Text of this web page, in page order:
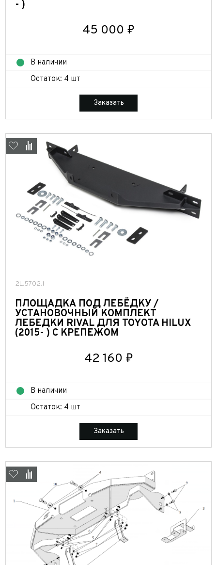
- )
45 000 ₽
В наличии
Остаток: 4 шт
Заказать
2L.5702.1
ПЛОЩАДКА ПОД ЛЕБЁДКУ /
УСТАНОВОЧНЫЙ КОМПЛЕКТ
ЛЕБЕДКИ RIVAL ДЛЯ TOYOTA HILUX
(2015- ) С КРЕПЕЖОМ
42 160 ₽
В наличии
Остаток: 4 шт
Заказать